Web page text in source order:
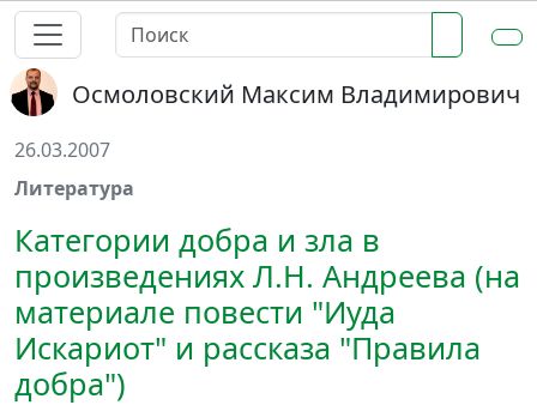
Осмоловский Максим Владимирович
26.03.2007
Литература
Категории добра и зла в
произведениях Л.Н. Андреева (на
материале повести "Иуда
Искариот" и рассказа "Правила
добра")